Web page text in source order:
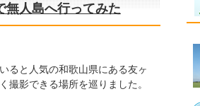
人島へ行ってみた
ると人気の和歌山県にある友ヶ
撮影できる場所を巡りました。